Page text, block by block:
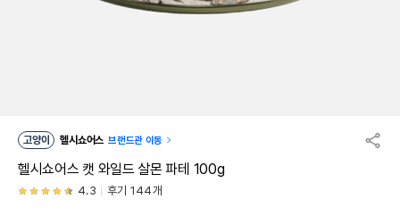
고양이 헬시쇼어스 브랜드관 이동
헬시쇼어스 캣 와일드 살몬 파테 100g
4.3 후기 144개